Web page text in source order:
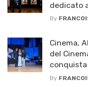
dedicato
By
Cinema,
del
By